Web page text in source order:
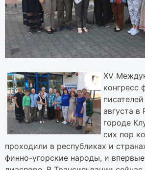
ХV
конгресс
августа в
городе
сих пор
проходили в республиках и
финно-угорские народы, и